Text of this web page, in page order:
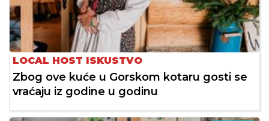
LOCAL HOST ISKUSTVO
Zbog ove kuće u Gorskom kotaru gosti se
vraćaju iz godine u godinu